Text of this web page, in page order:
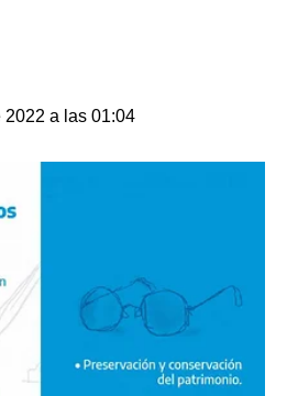
2022 a las 01:04